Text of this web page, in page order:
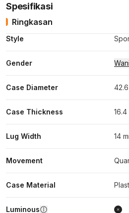
Spesifikasi
Ringkasan
Style
Gender
Case Diameter
Case Thickness 16.4
Lug Width 14
Movement
Case Material
Luminous